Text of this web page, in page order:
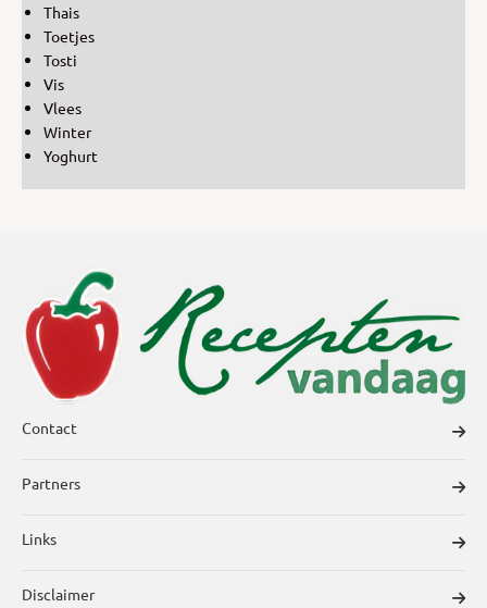
Thais
Toetjes
Tosti
Vis
Vlees
Winter
Yoghurt
Contact
Partners
Links
Disclaimer